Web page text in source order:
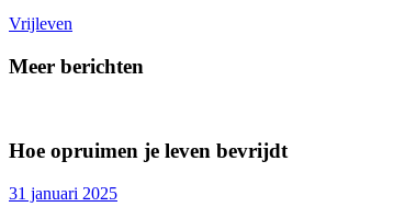
Vrijleven
Meer berichten
Hoe opruimen je leven bevrijdt
31 januari 2025